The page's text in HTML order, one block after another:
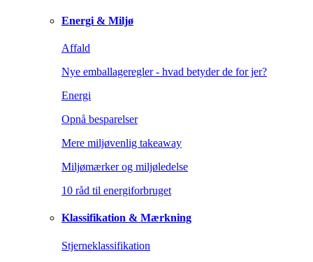
Energi & Miljø
Affald
Nye emballageregler - hvad betyder de for jer?
Energi
Opnå besparelser
Mere miljøvenlig takeaway
Miljømærker og miljøledelse
10 råd til energiforbruget
Klassifikation & Mærkning
Stjerneklassifikation